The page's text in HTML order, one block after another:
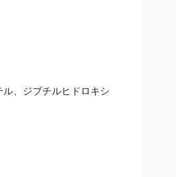
、ジブチルヒドロキシ